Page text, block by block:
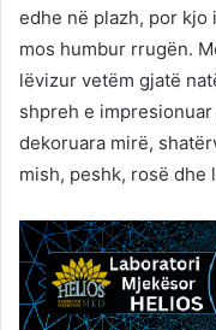
edhe në plazh, por kjo
mos humbur rrugën.
lëvizur vetëm gjatë
shpreh e
dekoruara mirë,
mish, peshk, rosë